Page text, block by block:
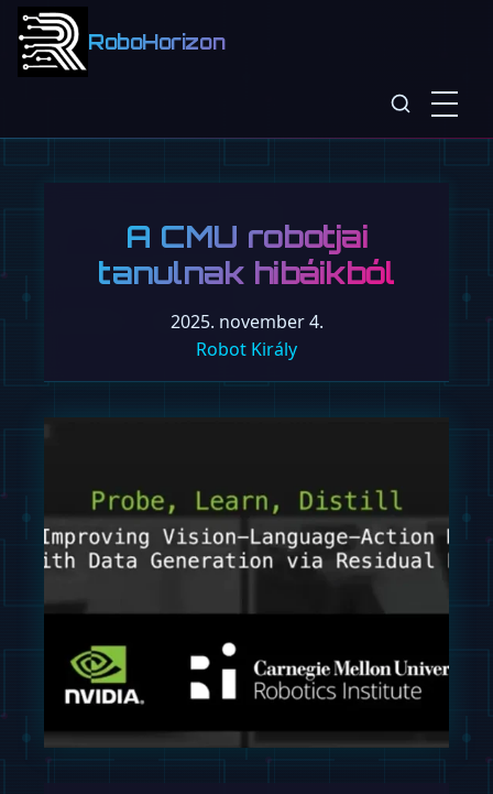
RoboHorizon
A CMU robotjai
tanulnak hibáikból
2025. november 4.
Robot Király